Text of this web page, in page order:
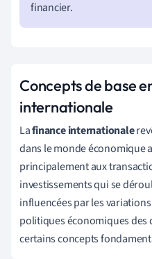
financier.
Concepts de base
internationale
Lafinance internationale
dans le monde économique
principalement aux
investissements qui se
influencées par les
politiques économiques des
certains concepts